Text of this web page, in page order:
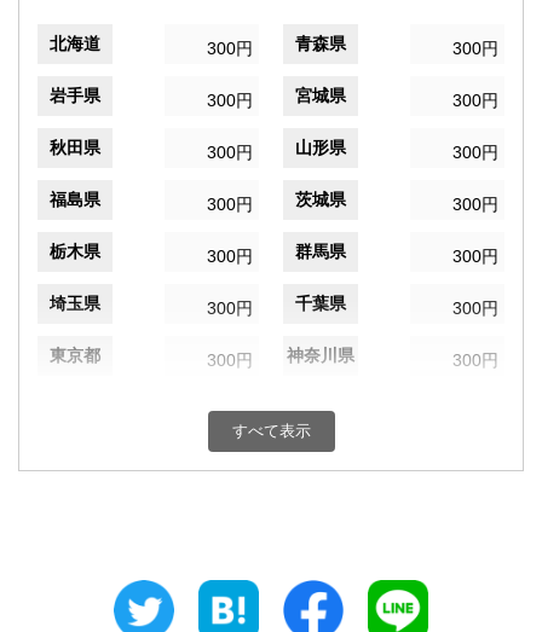
北海道 300円 青森県 300円
岩手県 300円 宮城県 300円
秋田県 300円 山形県 300円
福島県 300円 茨城県 300円
栃木県 300円 群馬県 300円
埼玉県 300円 千葉県 300円
東京都 300円 神奈川県 300円
300円 富山県
300円 三重県
すべて表示